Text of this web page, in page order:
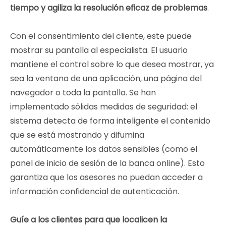
tiempo y agiliza la resolución eficaz de problemas.
Con el consentimiento del cliente, este puede
mostrar su pantalla al especialista. El usuario
mantiene el control sobre lo que desea mostrar, ya
sea la ventana de una aplicación, una página del
navegador o toda la pantalla. Se han
implementado sólidas medidas de seguridad: el
sistema detecta de forma inteligente el contenido
que se está mostrando y difumina
automáticamente los datos sensibles (como el
panel de inicio de sesión de la banca online). Esto
garantiza que los asesores no puedan acceder a
información confidencial de autenticación.
Guíe a los clientes para que localicen la